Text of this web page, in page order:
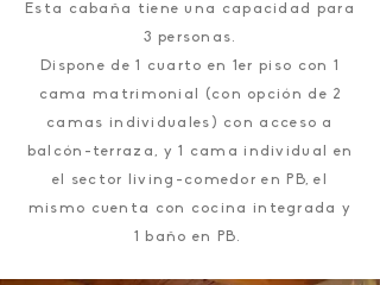
Esta cabaña tiene una capacidad para
3 personas.
Dispone de 1 cuarto en 1er piso con 1
cama matrimonial (con opción de 2
camas individuales) con acceso a
balcón-terraza, y 1 cama individual en
el sector living-comedor en PB, el
mismo cuenta con cocina integrada y
1 baño en PB.